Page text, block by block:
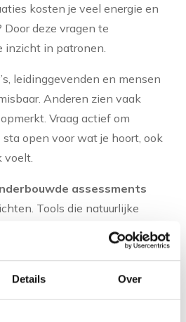
Details Over
kosten je veel energie en
deze vragen te
inzicht in patronen.
leidinggevenden en mensen
Anderen zien vaak
Vraag actief om
open voor wat je hoort, ook
voelt.
assessments
Tools die natuurlijke
gedragsvoorkeuren in kaart
te begrijpen waar jouw kracht